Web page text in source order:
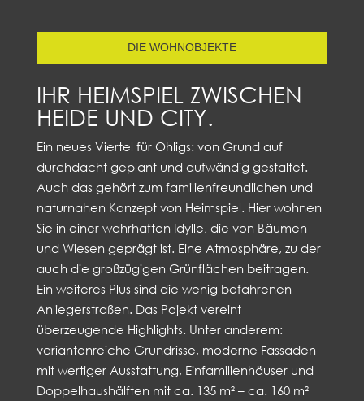
DIE WOHNOBJEKTE
IHR HEIMSPIEL ZWISCHEN
HEIDE UND CITY.
Ein neues Viertel für Ohligs: von Grund auf
durchdacht geplant und aufwändig gestaltet.
Auch das gehört zum familienfreundlichen und
naturnahen Konzept von Heimspiel. Hier wohnen
Sie in einer wahrhaften Idylle, die von Bäumen
und Wiesen geprägt ist. Eine Atmosphäre, zu der
auch die großzügigen Grünflächen beitragen.
Ein weiteres Plus sind die wenig befahrenen
Anliegerstraßen. Das Pojekt vereint
überzeugende Highlights. Unter anderem:
variantenreiche Grundrisse, moderne Fassaden
mit wertiger Ausstattung, Einfamilienhäuser und
Doppelhaushälften mit ca. 135 m² – ca. 160 m²